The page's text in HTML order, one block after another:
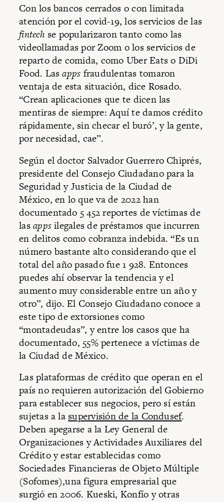
Con los bancos cerrados o con limitada
atención por el covid-19, los servicios de las
fintech se popularizaron tanto como las
videollamadas por Zoom o los servicios de
reparto de comida, como Uber Eats o DiDi
Food. Lasapps fraudulentas tomaron
ventaja de esta situación, dice Rosado.
“Crean aplicaciones que te dicen las
mentiras de siempre: Aquí te damos crédito
rápidamente, sin checar el buró’, y la gente,
por necesidad, cae”.
Según el doctor Salvador Guerrero Chiprés,
presidente del Consejo Ciudadano para la
Seguridad y Justicia de la Ciudad de
México, en lo que va de 2022 han
documentado 5 452 reportes de víctimas de
lasappsilegales de préstamos que incurren
en delitos como cobranza indebida. “Es un
número bastante alto considerando que el
total del año pasado fue 1 928. Entonces
puedes ahí observar la tendencia y el
aumento muy considerable entre un año y
otro”, dijo. El Consejo Ciudadano conoce a
este tipo de extorsiones como
“montadeudas”, y entre los casos que ha
documentado, 55% pertenece a víctimas de
la Ciudad de México.
Las plataformas de crédito que operan en el
país no requieren autorización del Gobierno
para establecer sus negocios, pero sí están
sujetas a la supervisión de la Condusef.
Deben apegarse a la Ley General de
Organizaciones y Actividades Auxiliares del
Crédito y estar establecidas como
Sociedades Financieras de Objeto Múltiple
(Sofomes),una figura empresarial que
surgió en 2006. Kueski, Konfío y otras